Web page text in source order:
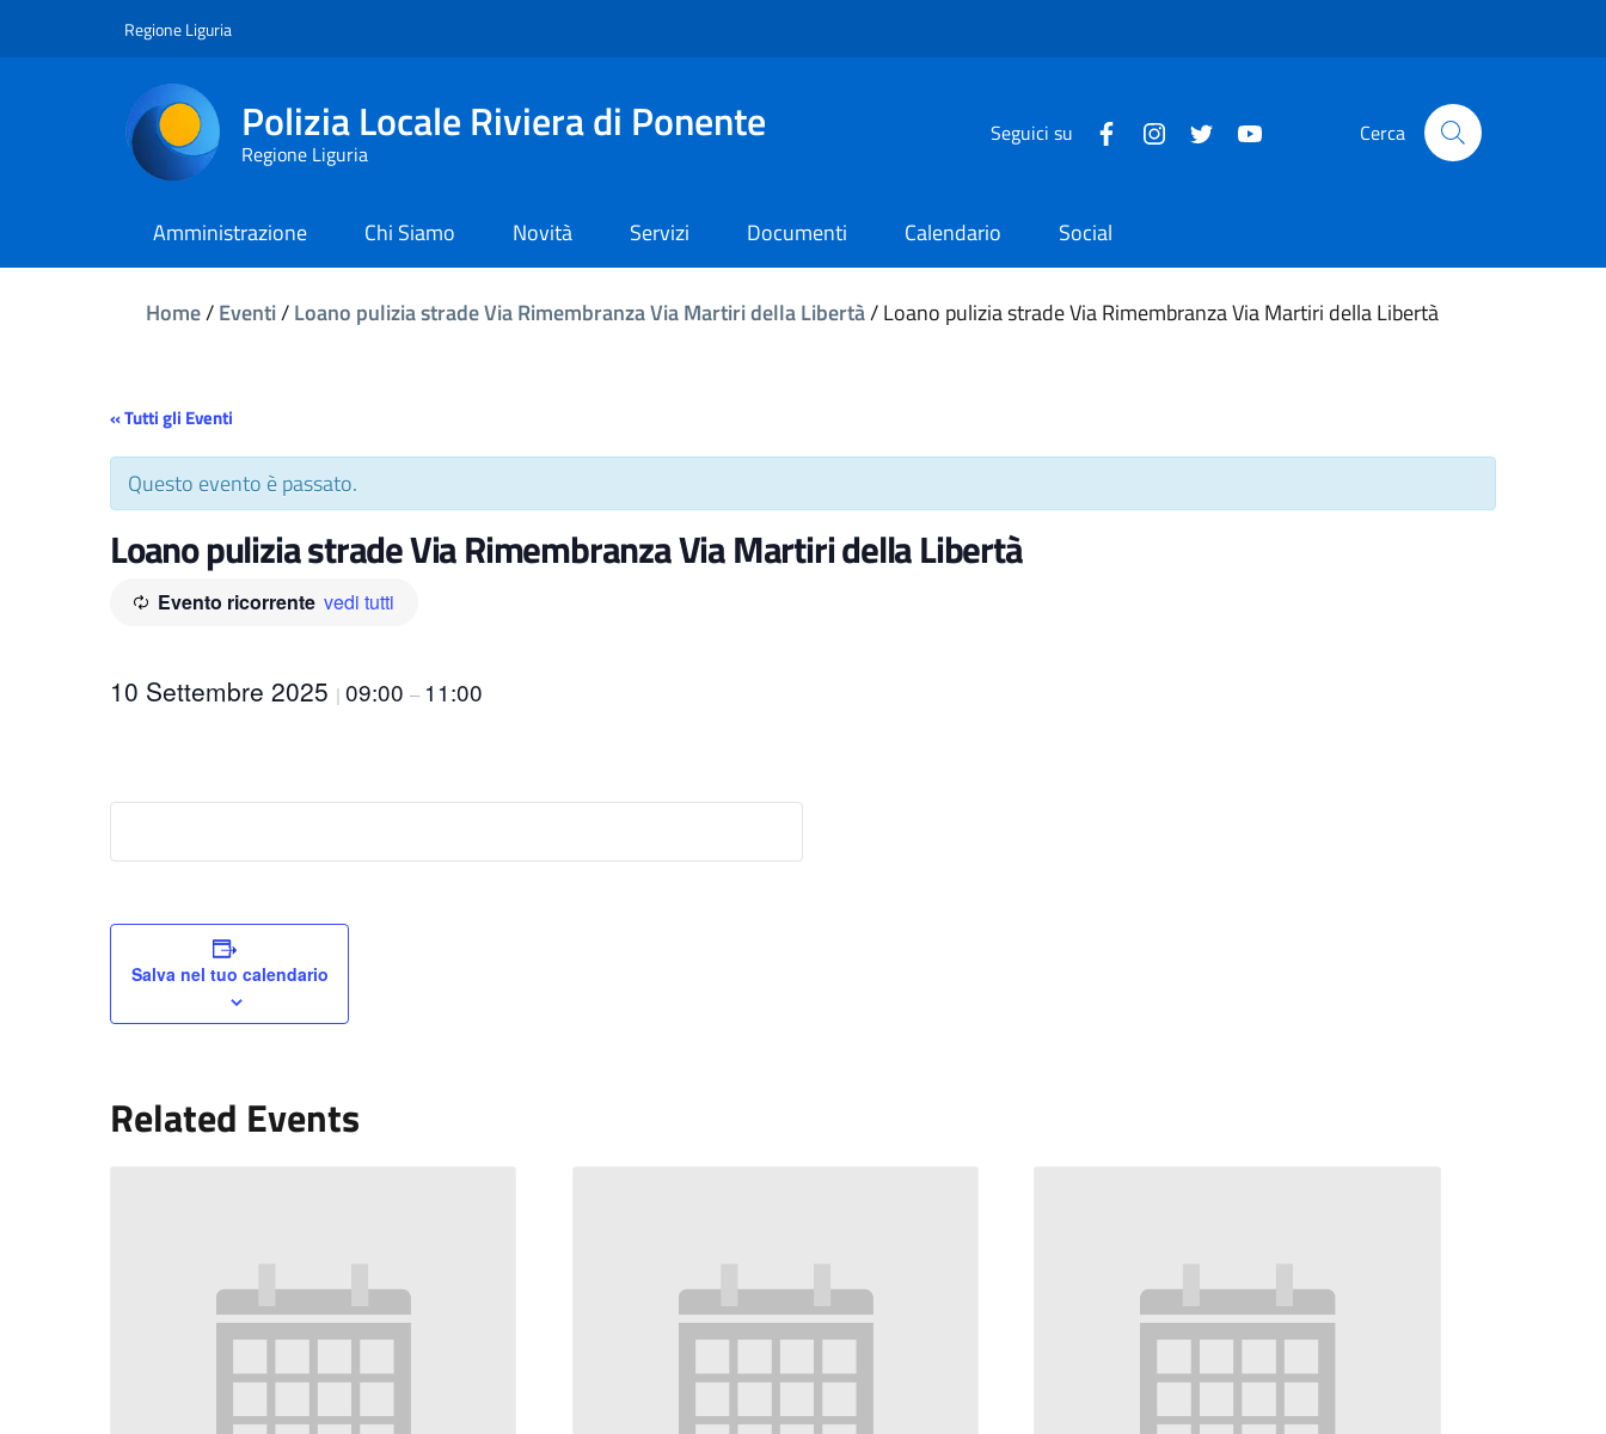
Regione Liguria
Polizia Locale Riviera di Ponente
Regione Liguria
Seguici su Cerca
Amministrazione Chi Siamo Novità Servizi Documenti Calendario Social
Home/Eventi/Loano pulizia strade Via Rimembranza Via Martiri della Libertà/Loano pulizia strade Via Rimembranza Via Martiri della Libertà
« Tutti gli Eventi
Questo evento è passato.
Loano pulizia strade Via Rimembranza Via Martiri della Libertà
Evento ricorrente vedi tutti
10 Settembre 2025 | 09:00 – 11:00
Salva nel tuo calendario
Related Events